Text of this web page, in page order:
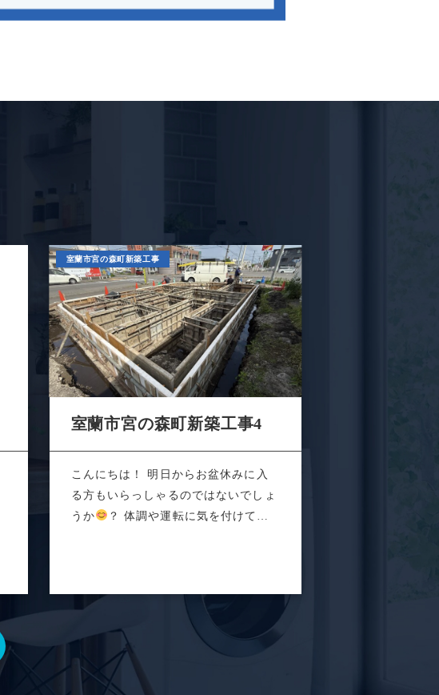
室蘭市宮の森町新築工事
室蘭市宮の森町新築工事4
こんにちは！ 明日からお盆休みに入
る方もいらっしゃるのではないでしょ
うか
？ 体調や運転に気を付けて素